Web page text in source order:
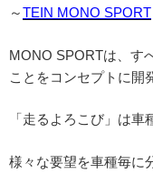
～TEIN MONO SPORT
MONO SPORTは、す
ことをコンセプトに開
「走るよろこび」は車
様々な要望を車種毎に